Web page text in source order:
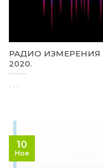
РАДИО ИЗМЕРЕНИЯ
2020.
10
Ноя